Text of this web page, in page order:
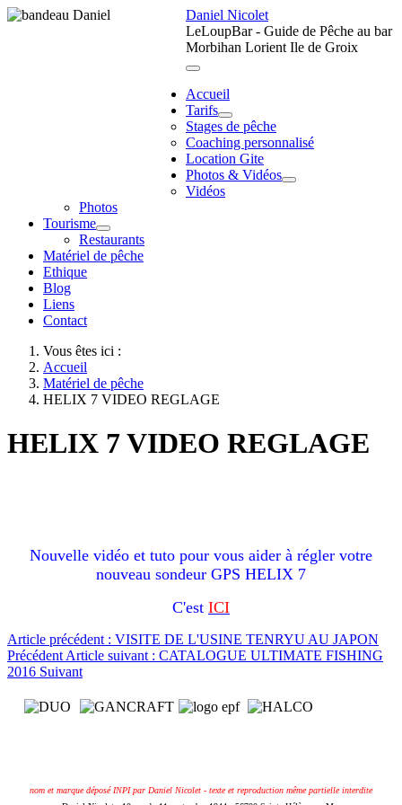
Daniel Nicolet
LeLoupBar - Guide de Pêche au bar
Morbihan Lorient Ile de Groix
Accueil
Tarifs
Stages de pêche
Coaching personnalisé
Location Gite
Photos & Vidéos
Vidéos
Photos
Tourisme
Restaurants
Matériel de pêche
Ethique
Blog
Liens
Contact
Vous êtes ici :
Accueil
Matériel de pêche
HELIX 7 VIDEO REGLAGE
HELIX 7 VIDEO REGLAGE
Nouvelle vidéo et tuto pour vous aider à régler votre
nouveau sondeur GPS HELIX 7
C'est ICI
Article précédent : VISITE DE L'USINE TENRYU AU JAPON
Précédent Article suivant : CATALOGUE ULTIMATE FISHING
2016 Suivant
nom et marque déposé INPI par Daniel Nicolet - texte et reproduction même partielle interdite